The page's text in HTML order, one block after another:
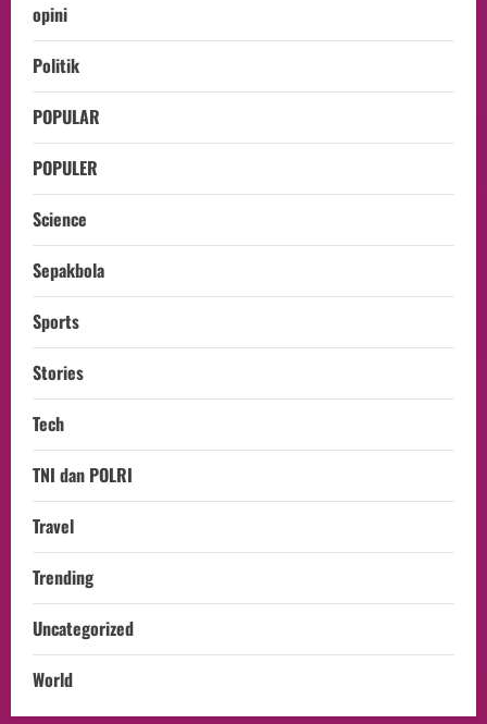
opini
Politik
POPULAR
POPULER
Science
Sepakbola
Sports
Stories
Tech
TNI dan POLRI
Travel
Trending
Uncategorized
World